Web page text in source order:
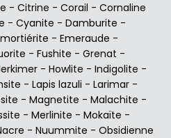
- Citrine - Corail - Cornaline
- Cyanite - Damburite -
- Emeraude -
- Fushite - Grenat -
- Howlite - Indigolite -
- Lapis lazuli - Larimar -
- Magnetite - Malachite -
- Merlinite - Mokaïte -
- Nuummite - Obsidienne